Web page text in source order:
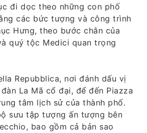
đi dọc theo những con phố
các bức tượng và công trình
Hưng, theo bước chân của
quý tộc Medici quan trọng
Repubblica, nơi đánh dấu vị
La Mã cổ đại, để đến Piazza
tâm lịch sử của thành phố.
sưu tập tượng ấn tượng bên
bao gồm cả bản sao